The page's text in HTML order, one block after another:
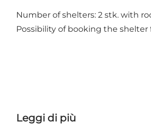
Number of shelters: 2 stk. with
Possibility of booking the
Leggi di più